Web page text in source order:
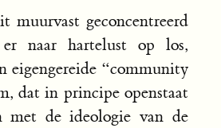
muurvast geconcentreerd
naar hartelust op los,
eigengereide “community
dat in principe openstaat
met de ideologie van de